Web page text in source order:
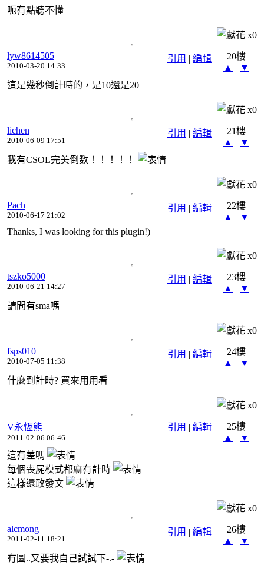
呃有點聽不懂
x0
引用 | 編輯
lyw8614505
2010-03-20 14:33
20樓
▲
▼
這是幾秒倒計時的，是10還是20
x0
引用 | 編輯
lichen
2010-06-09 17:51
21樓
▲
▼
我有CSOL完美倒数！！！！！
x0
引用 | 編輯
Pach
2010-06-17 21:02
22樓
▲
▼
Thanks, I was looking for this plugin!)
x0
引用 | 編輯
tszko5000
2010-06-21 14:27
23樓
▲
▼
請問有sma嗎
x0
引用 | 編輯
fsps010
2010-07-05 11:38
24樓
▲
▼
什麼到計時? 買來用用看
x0
引用 | 編輯
V永恆熊
2011-02-06 06:46
25樓
▲
▼
這有差嗎
每個喪屍模式都麻有計時
這樣還敢發文
x0
引用 | 編輯
alcmong
2011-02-11 18:21
26樓
▲
▼
冇圖..又要我自己試試下-.-